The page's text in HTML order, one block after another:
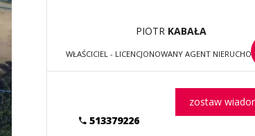
PIOTR KABAŁA
WŁAŚCICIEL - LICENCJONOWANY AGENT
513379226
zostaw